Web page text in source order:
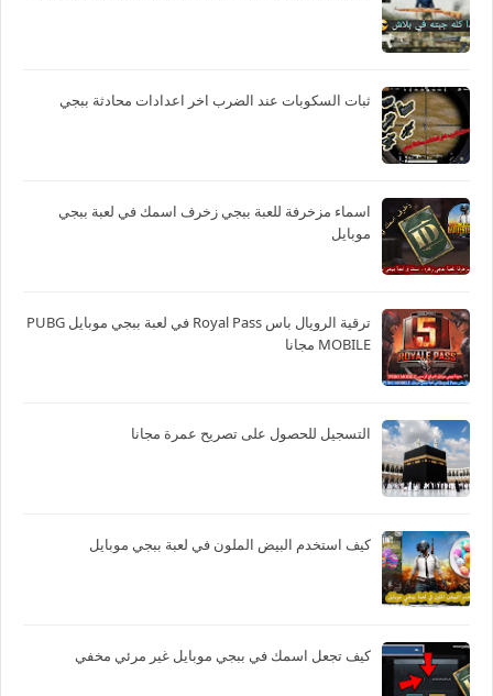
ثبات السكوبات عند الضرب اخر اعدادات محادثة ببجي
اسماء مزخرفة للعبة ببجي زخرف اسمك في لعبة ببجي
موبايل
ترقية الرويال باس Royal Pass في لعبة ببجي موبايل PUBG
MOBILE مجانا
التسجيل للحصول على تصريح عمرة مجانا
كيف استخدم البيض الملون في لعبة ببجي موبايل
كيف تجعل اسمك في ببجي موبايل غير مرئي مخفي